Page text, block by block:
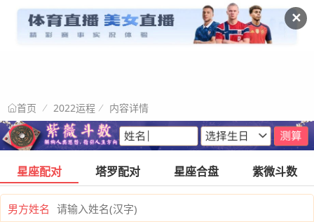
✕
首页 2022运程 内容详情
星座配对 塔罗配对 星座合盘 紫微斗数
男方姓名